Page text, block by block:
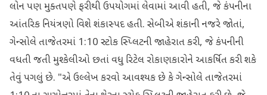
લોન પણ મુક્તપણે ફરીથી ઉપયોગમાં લેવામાં આવી હતી, જે કંપનીના
આંતરિક નિયંત્રણો વિશે શંકાસ્પદ હતી. સેબીએ શંકાની નજરે જોતાં,
ગેન્સોલે તાજેતરમાં 1:10 સ્ટોક સ્પ્લિટની જાહેરાત કરી, જે કંપનીની
વધતી જતી મુશ્કેલીઓ છતાં વધુ રિટેલ રોકાણકારોને આકર્ષિત કરી શકે
તેવું પગલું છે. "એ ઉલ્લેખ કરવો આવશ્યક છે કે ગેન્સોલે તાજેતરમાં